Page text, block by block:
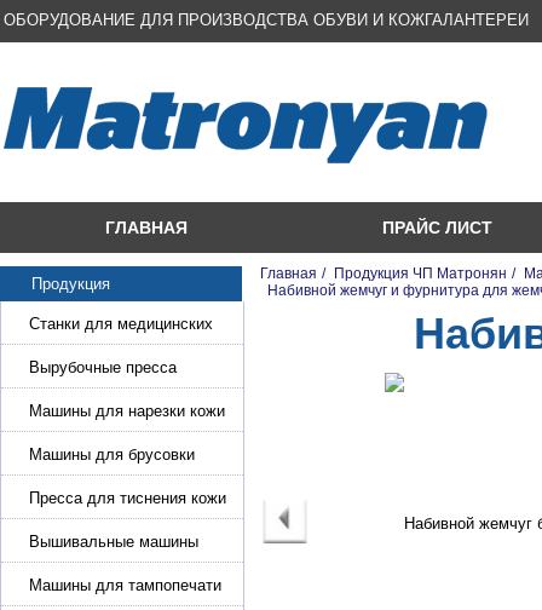
ОБОРУДОВАНИЕ ДЛЯ ПРОИЗВОДСТВА ОБУВИ И КОЖГАЛАНТЕРЕИ
ГЛАВНАЯ ПРАЙС ЛИСТ
Продукция
Станки для медицинских
масок
Вырубочные пресса
Машины для нарезки кожи
и стропы
Машины для брусовки
кожи,меха,поролона
Пресса для тиснения кожи
Вышивальные машины
Машины для тампопечати
Главная / Продукция ЧП Матронян /
Набивной жемчуг и фурнитура для